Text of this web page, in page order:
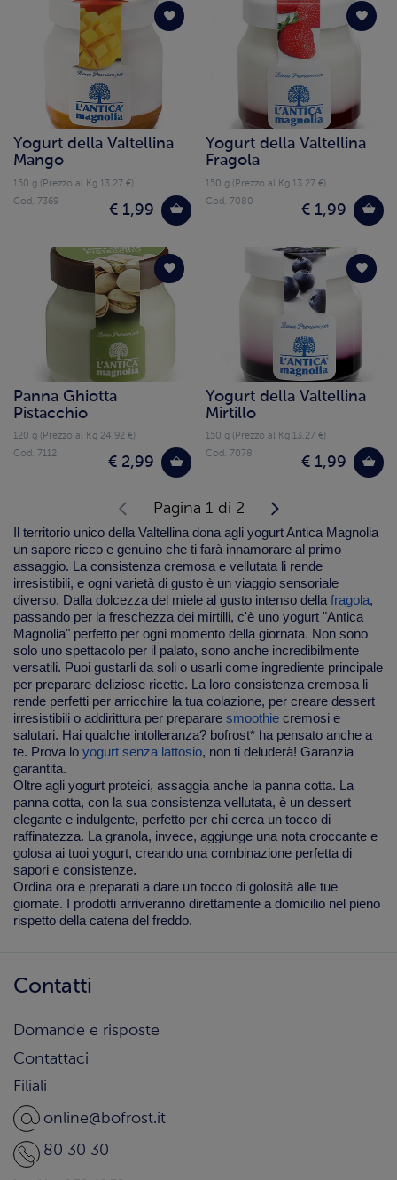
Yogurt della Valtellina
Mango
150 g (Prezzo al Kg 13.27 €)
€ 1,99
Cod. 7369
Yogurt della Valtellina
Fragola
150 g (Prezzo al Kg 13.27 €)
€ 1,99
Cod. 7080
Panna Ghiotta
Pistacchio
120 g (Prezzo al Kg 24.92 €)
€ 2,99
Cod. 7112
Yogurt della Valtellina
Mirtillo
150 g (Prezzo al Kg 13.27 €)
€ 1,99
Cod. 7078
Pagina 1 di 2
Il territorio unico della Valtellina dona agli yogurt Antica Magnolia
un sapore ricco e genuino che ti farà innamorare al primo
assaggio. La consistenza cremosa e vellutata li rende
irresistibili, e ogni varietà di gusto è un viaggio sensoriale
diverso. Dalla dolcezza del miele al gusto intenso della fragola,
passando per la freschezza dei mirtilli, c'è uno yogurt "Antica
Magnolia" perfetto per ogni momento della giornata. Non sono
solo uno spettacolo per il palato, sono anche incredibilmente
versatili. Puoi gustarli da soli o usarli come ingrediente principale
per preparare deliziose ricette. La loro consistenza cremosa li
rende perfetti per arricchire la tua colazione, per creare dessert
irresistibili o addirittura per preparare smoothie cremosi e
salutari. Hai qualche intolleranza? bofrost* ha pensato anche a
te. Prova lo yogurt senza lattosio, non ti deluderà! Garanzia
garantita.
Oltre agli yogurt proteici, assaggia anche la panna cotta. La
panna cotta, con la sua consistenza vellutata, è un dessert
elegante e indulgente, perfetto per chi cerca un tocco di
raffinatezza. La granola, invece, aggiunge una nota croccante e
golosa ai tuoi yogurt, creando una combinazione perfetta di
sapori e consistenze.
Ordina ora e preparati a dare un tocco di golosità alle tue
giornate. I prodotti arriveranno direttamente a domicilio nel pieno
rispetto della catena del freddo.
Contatti
Domande e risposte
Contattaci
Filiali
online@bofrost.it
80 30 30